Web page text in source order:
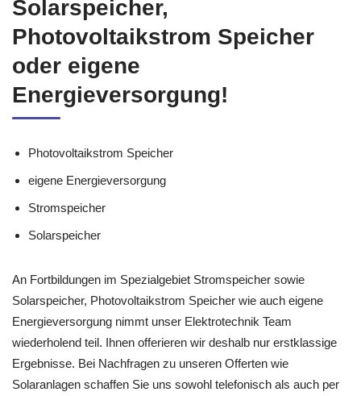
Solarspeicher,
Photovoltaikstrom Speicher
oder eigene
Energieversorgung!
Photovoltaikstrom Speicher
eigene Energieversorgung
Stromspeicher
Solarspeicher
An Fortbildungen im Spezialgebiet Stromspeicher sowie
Solarspeicher, Photovoltaikstrom Speicher wie auch eigene
Energieversorgung nimmt unser Elektrotechnik Team
wiederholend teil. Ihnen offerieren wir deshalb nur erstklassige
Ergebnisse. Bei Nachfragen zu unseren Offerten wie
Solaranlagen schaffen Sie uns sowohl telefonisch als auch per